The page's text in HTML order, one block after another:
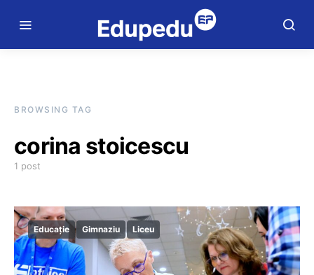
BROWSING TAG
corina stoicescu
1 post
Educație Gimnaziu Liceu